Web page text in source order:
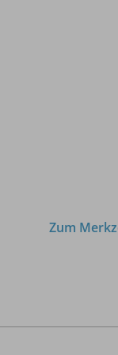
Zum